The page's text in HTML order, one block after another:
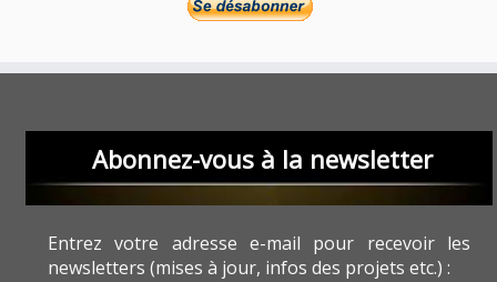
Abonnez-vous à la newsletter
Entrez votre adresse e-mail pour recevoir les
newsletters (mises à jour, infos des projets etc.) :